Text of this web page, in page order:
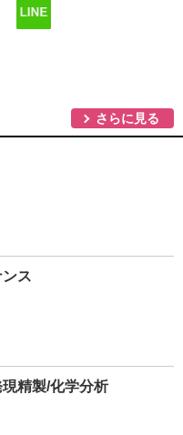
さらに見る
ス
精製/化学分析